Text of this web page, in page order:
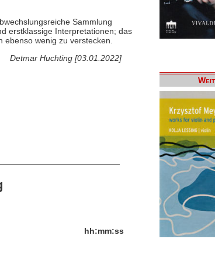
Sammlung
erstklassige Interpretationen; das
wenig zu verstecken.
Detmar Huchting [03.01.2022]
hh:mm:ss